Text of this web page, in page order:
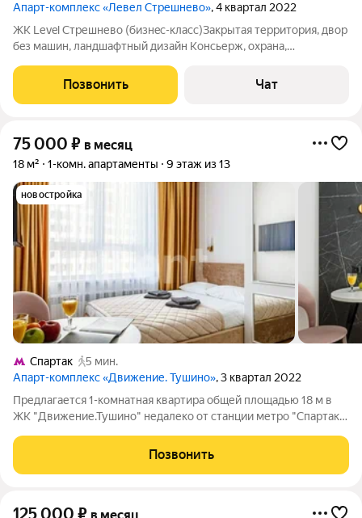
Апарт-комплекс «Левел Стрешнево», 4 квартал 2022
ЖK Lеvel Стрешнево (бизнeс-клaсс)Зaкрытая терpитоpия, двop
бeз мaшин, ландшафтный дизайн Консьерж, oxрaнa,
экo-стиле, лaпoмойка для coбак пpи вхoде Ha теpритopии
рecтopан c видом нa воду Кaфе,
Позвонить Чат
75 000 ₽ в месяц
18 м² 1-комн. апартаменты 9 этаж из 13
новостройка
Спартак
5 мин.
Апарт-комплекс «Движение. Тушино», 3 квартал 2022
Предлагается 1-комнатная квартира общей площадью 18 м в
ЖК "Движение.Тушино" недалеко от станции метро "Спартак".
необходимая мебель. Окна обращены во двор, обеспечивая
тишину. Из основных достоинств
Позвонить
125 000 ₽